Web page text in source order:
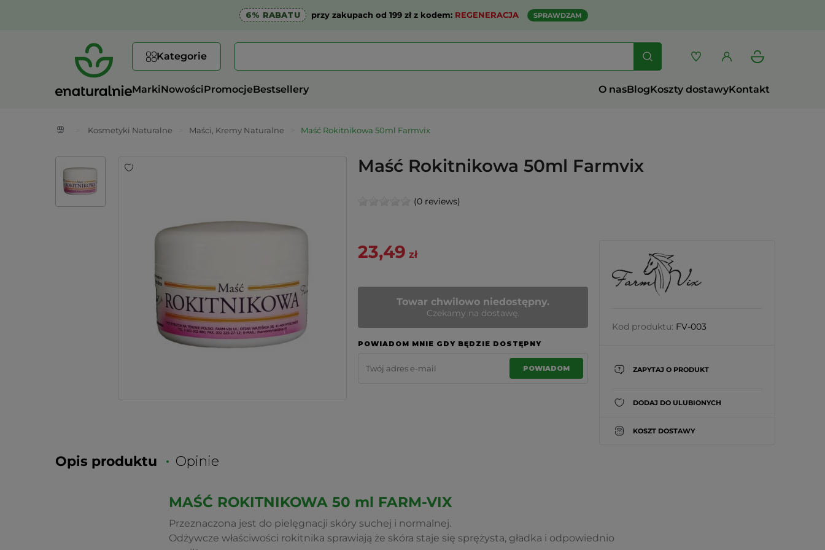
6% RABATU przy zakupach od 199 zł z kodem: REGENERACJA SPRAWDZAM
Kategorie
MarkiNowościPromocjeBestsellery O nasBlogKoszty dostawyKontakt
Kosmetyki Naturalne Maści, Kremy Naturalne Maść Rokitnikowa 50ml Farmvix
Maść Rokitnikowa 50ml Farmvix
(0 reviews)
23,49 zł
Towar chwilowo niedostępny.
Czekamy na dostawę.
POWIADOM MNIE GDY BĘDZIE DOSTĘPNY
POWIADOM
Kod produktu: FV-003
ZAPYTAJ O PRODUKT
DODAJ DO ULUBIONYCH
KOSZT DOSTAWY
Opis produktu Opinie
MAŚĆ ROKITNIKOWA 50 ml FARM-VIX
Przeznaczona jest do pielęgnacji skóry suchej i normalnej.
Odżywcze właściwości rokitnika sprawiają że skóra staje się sprężysta, gładka i odpowiednio